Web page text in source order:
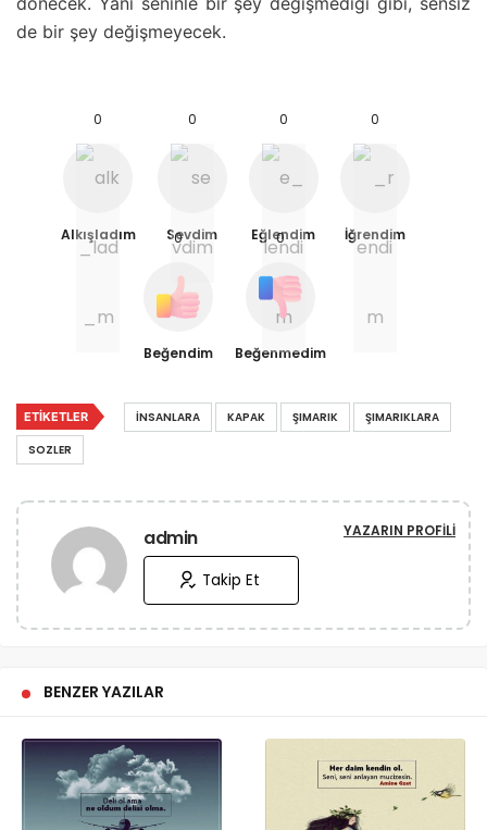
de bir şey değişmeyecek.
0
Alkışladım
0
Sevdim
0
Eğlendim
0
İğrendim
0
Beğendim
0
Beğenmedim
ETIKETLER İNSANLARA KAPAK ŞIMARIK
ŞIMARIKLARA
SOZLER
admin YAZARIN PROFILI
Takip Et
BENZER YAZILAR